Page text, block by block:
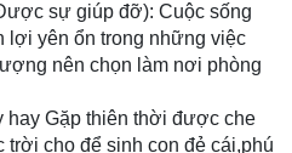
sự giúp đỡ): Cuộc sống
lợi yên ổn trong những việc
nên chọn làm nơi phòng
Gặp thiên thời được che
cho để sinh con đẻ cái,phú